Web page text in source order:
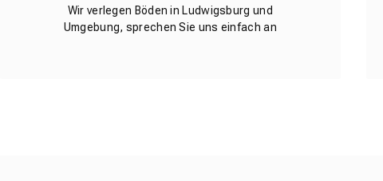
Wir verlegen Böden in Ludwigsburg und
Umgebung, sprechen Sie uns einfach an